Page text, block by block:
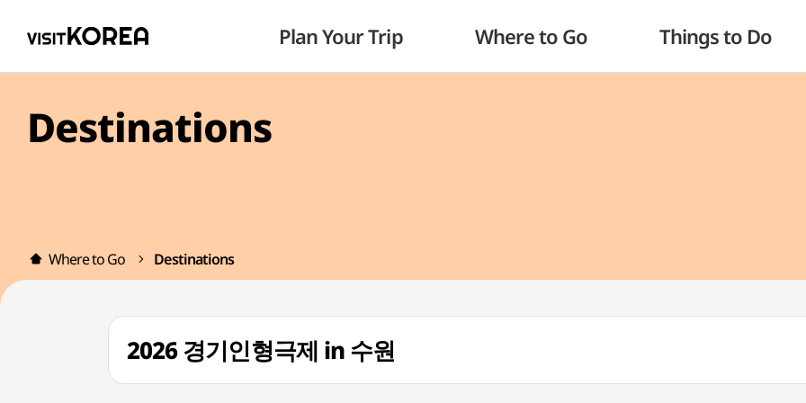
Plan Your Trip Where to Go Things to Do
Destinations
Where to Go Destinations
2026 경기인형극제 in 수원